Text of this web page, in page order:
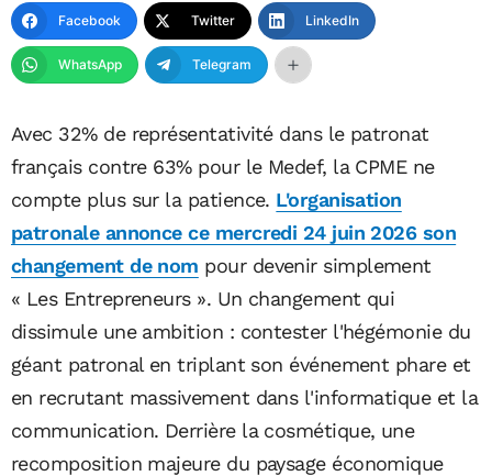
Facebook Twitter LinkedIn
WhatsApp Telegram
Avec 32% de représentativité dans le patronat
français contre 63% pour le Medef, la CPME ne
compte plus sur la patience. L'organisation
patronale annonce ce mercredi 24 juin 2026 son
changement de nom pour devenir simplement
« Les Entrepreneurs ». Un changement qui
dissimule une ambition : contester l'hégémonie du
géant patronal en triplant son événement phare et
en recrutant massivement dans l'informatique et la
communication. Derrière la cosmétique, une
recomposition majeure du paysage économique